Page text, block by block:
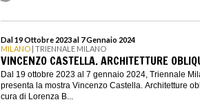
Dal 19 Ottobre 2023 al 7 Gennaio 2024
MILANO | TRIENNALE MILANO
VINCENZO CASTELLA. ARCHITETTURE
Dal 19 ottobre 2023 al 7 gennaio 2024, Triennale
presenta la mostra Vincenzo Castella. Architetture
cura di Lorenza B...